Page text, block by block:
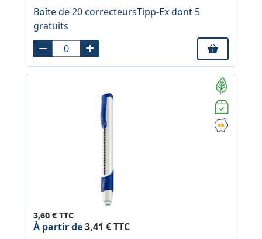
Boîte de 20 correcteursTipp-Ex dont 5
gratuits
3,60 € TTC
À partir de3,41 € TTC